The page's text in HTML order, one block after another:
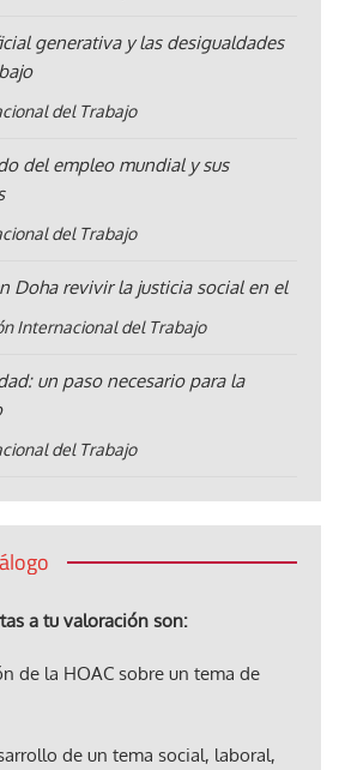
generativa y las desigualdades
del Trabajo
del empleo mundial y sus
del Trabajo
Doha revivir la justicia social en el
Internacional del Trabajo
un paso necesario para la
del Trabajo
a tu valoración son:
de la HOAC sobre un tema de
de un tema social, laboral,